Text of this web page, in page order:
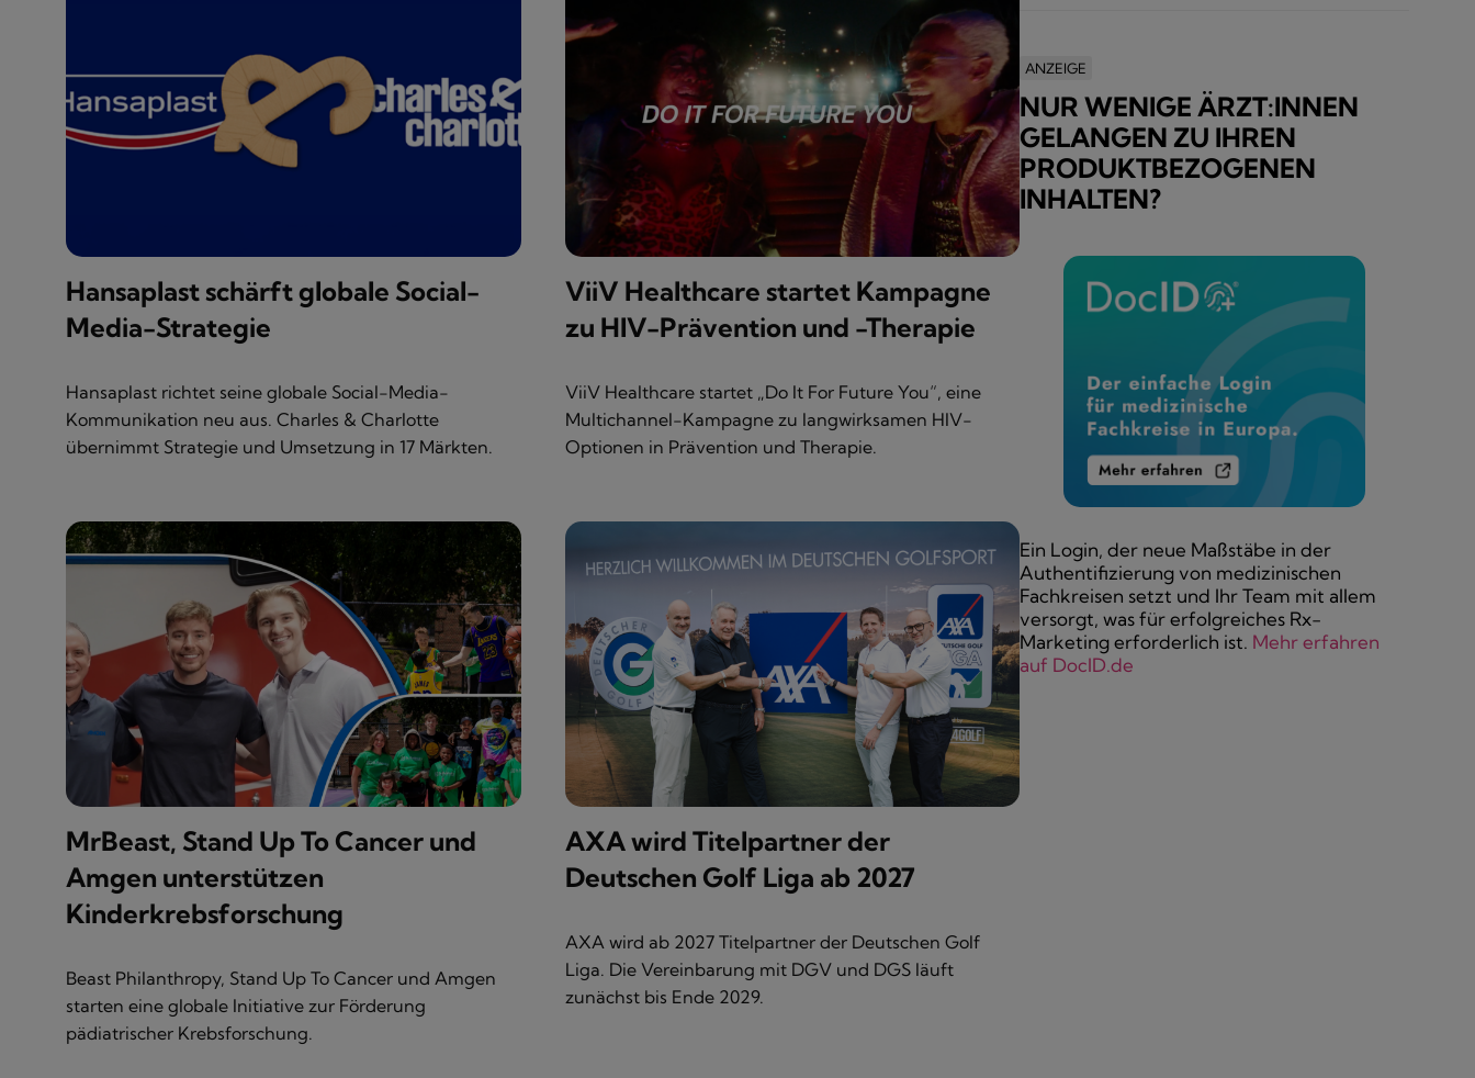
Hansaplast schärft globale Social-
Media-Strategie
Hansaplast richtet seine globale Social-Media-
Kommunikation neu aus. Charles & Charlotte
übernimmt Strategie und Umsetzung in 17 Märkten.
ViiV Healthcare startet Kampagne
zu HIV-Prävention und -Therapie
ViiV Healthcare startet „Do It For Future You“, eine
Multichannel-Kampagne zu langwirksamen HIV-
Optionen in Prävention und Therapie.
MrBeast, Stand Up To Cancer und
Amgen unterstützen
Kinderkrebsforschung
Beast Philanthropy, Stand Up To Cancer und Amgen
starten eine globale Initiative zur Förderung
pädiatrischer Krebsforschung.
AXA wird Titelpartner der
Deutschen Golf Liga ab 2027
AXA wird ab 2027 Titelpartner der Deutschen Golf
Liga. Die Vereinbarung mit DGV und DGS läuft
zunächst bis Ende 2029.
ANZEIGE
NUR WENIGE ÄRZT:INNEN
GELANGEN ZU IHREN
PRODUKTBEZOGENEN
INHALTEN?
Ein Login, der neue Maßstäbe in der
Authentifizierung von medizinischen
Fachkreisen setzt und Ihr Team mit allem
versorgt, was für erfolgreiches Rx-
Marketing erforderlich ist. Mehr erfahren
auf DocID.de